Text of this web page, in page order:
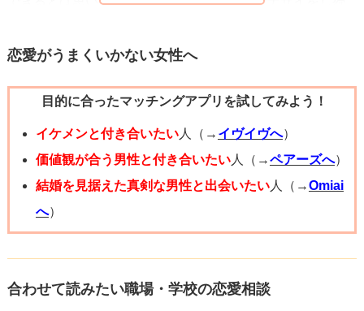
曖昧な態度を見せると、そこに漬け込む人もいますから
・有無を言わさず断る（何なら相手がしゃべっている途中
で遮っても良い）
・見ない、無視する
・興味ないと言う
・脅す「駅員さん呼びますよ？」など
と、ちょっと非情かな。と思われるくらいの態度を取る方
が良いです。
恋愛がうまくいかない女性へ
目的に合ったマッチングアプリを試してみよう！
イケメンと付き合いたい人（→ イヴイヴへ）
価値観が合う男性と付き合いたい人（→ペアーズへ）
結婚を見据えた真剣な男性と出会いたい人（→Omiai
へ）
合わせて読みたい職場・学校の恋愛相談